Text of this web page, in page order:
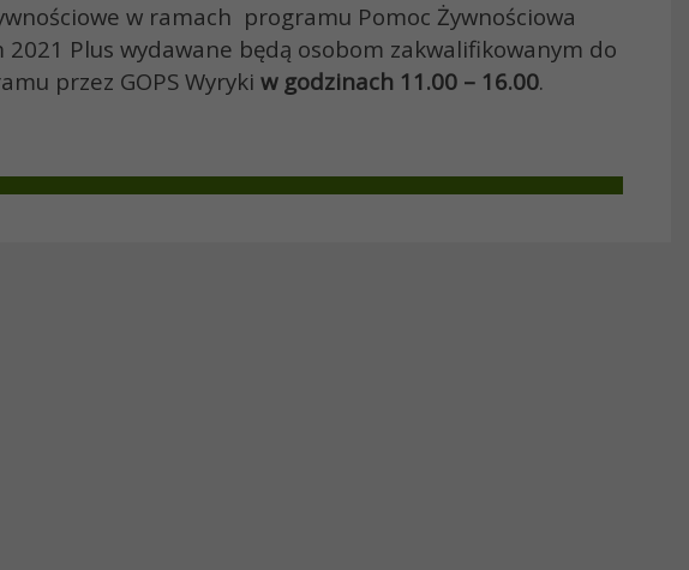
w ramach programu Pomoc Żywnościowa
2021 Plus wydawane będą osobom zakwalifikowanym do
przez GOPS Wyryki w godzinach 11.00 – 16.00.